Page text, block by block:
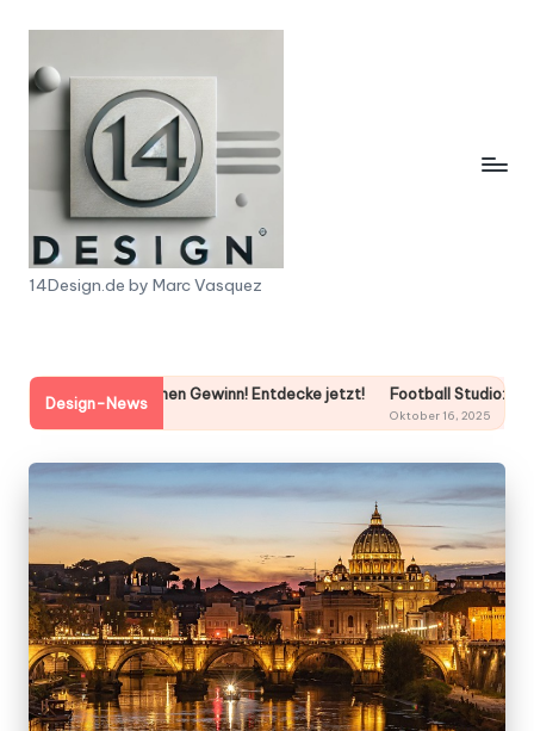
content
1
D
e
s
i
g
n
.
d
e
14Design.de by Marc Vasquez
Design-News
Tipps für deinen Gewinn! Entdecke jetzt! Football Studio: 5 Tipps
Oktober 16, 2025